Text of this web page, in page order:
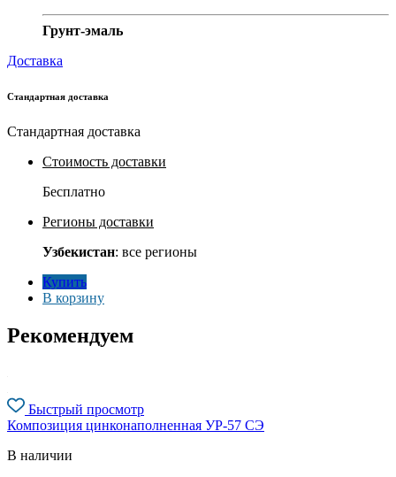
Грунт-эмаль
Доставка
Стандартная доставка
Стандартная доставка
Стоимость доставки
Бесплатно
Регионы доставки
Узбекистан: все регионы
Купить
В корзину
Рекомендуем
Быстрый просмотр
Композиция цинконаполненная УР-57 СЭ
В наличии